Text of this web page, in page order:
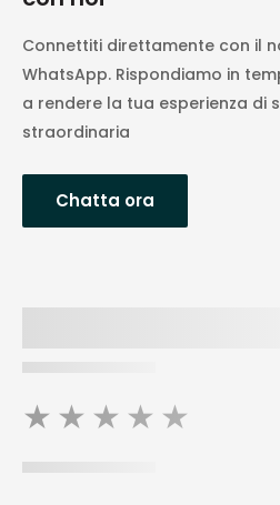
Connettiti direttamente con il
WhatsApp. Rispondiamo in
a rendere la tua esperienza di
straordinaria
Chatta ora
★★★★★